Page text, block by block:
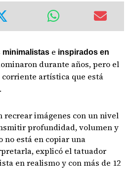
minimalistas e inspirados en
durante años, pero el
corriente artística que está
recrear imágenes con un nivel
profundidad, volumen y
no está en copiar una
explicó el tatuador
en realismo y con más de 12